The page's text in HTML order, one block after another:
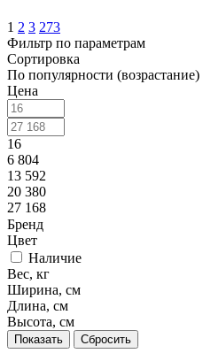
1 2 3 273
Фильтр по параметрам
Сортировка
По популярности (возрастание)
Цена
16
6 804
13 592
20 380
27 168
Бренд
Цвет
Наличие
Вес, кг
Ширина, см
Длина, см
Высота, см
Сбросить